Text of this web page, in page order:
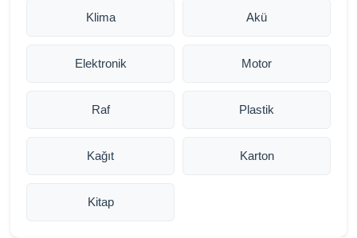
Klima Akü
Elektronik Motor
Raf Plastik
Kağıt Karton
Kitap